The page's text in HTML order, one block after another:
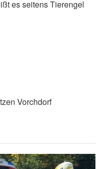
es seitens Tierengel
Vorchdorf